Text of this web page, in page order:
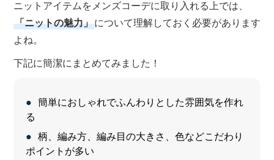
ニットアイテムをメンズコーデに取り入れる上では、
「ニットの魅力」について理解しておく必要があります
よね。
下記に簡潔にまとめてみました！
簡単におしゃれでふんわりとした雰囲気を作れ
る
柄、編み方、編み目の大きさ、色などこだわり
ポイントが多い